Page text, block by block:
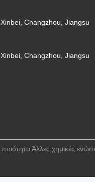
Xinbei, Changzhou, Jiangsu
Xinbei, Changzhou, Jiangsu
Άλλες χημικές